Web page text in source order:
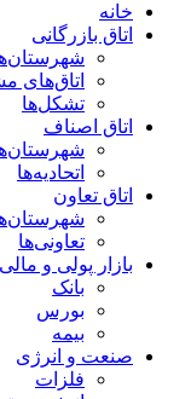
خانه
اتاق بازرگانی
اتاق‌های
تشکل‌ها
اتاق اصناف
اتحادیه‌ها
اتاق تعاون
تعاونی‌ها
بازار پولی و مالی
بانک
بورس
بیمه
صنعت و انرژی
فلزات